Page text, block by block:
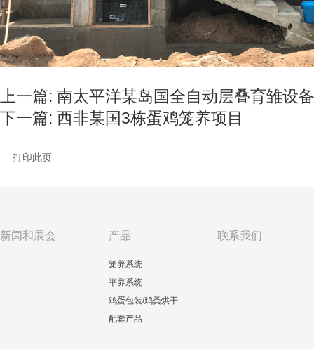
上一篇: 南太平洋某岛国全自动层叠育雏设备
下一篇: 西非某国3栋蛋鸡笼养项目
打印此页
新闻和展会 产品
笼养系统
平养系统
鸡蛋包装/鸡粪烘干
配套产品
联系我们